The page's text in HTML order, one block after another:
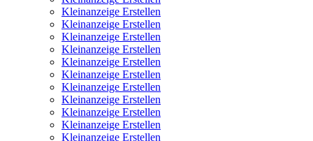
Kleinanzeige Erstellen
Kleinanzeige Erstellen
Kleinanzeige Erstellen
Kleinanzeige Erstellen
Kleinanzeige Erstellen
Kleinanzeige Erstellen
Kleinanzeige Erstellen
Kleinanzeige Erstellen
Kleinanzeige Erstellen
Kleinanzeige Erstellen
Kleinanzeige Erstellen